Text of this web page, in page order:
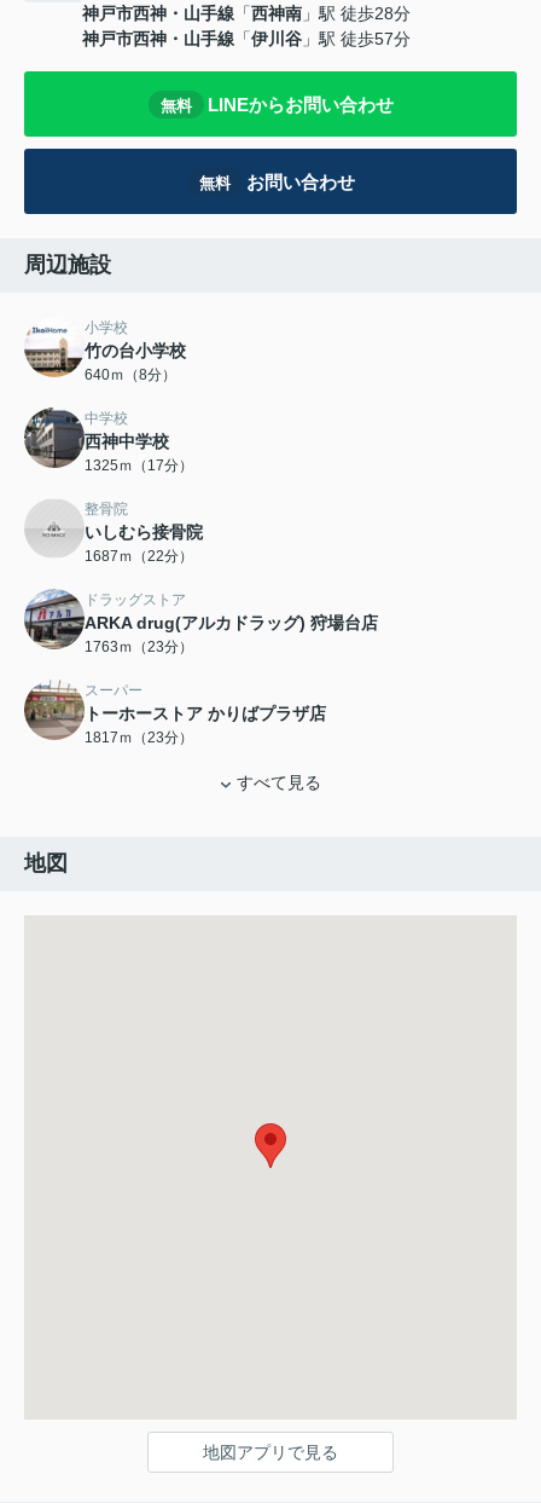
神戸市西神・山手線 「西神南 」駅 徒歩28分
神戸市西神・山手線 「伊川谷 」駅 徒歩57分
無料 LINEからお問い合わせ
無料 お問い合わせ
周辺施設
小学校
竹の台小学校
640ｍ（8分）
中学校
西神中学校
1325ｍ（17分）
整骨院
いしむら接骨院
1687ｍ（22分）
ドラッグストア
ARKA drug(アルカドラッグ) 狩場台店
1763ｍ（23分）
スーパー
トーホーストア かりばプラザ店
1817ｍ（23分）
すべて見る
地図
地図アプリで見る